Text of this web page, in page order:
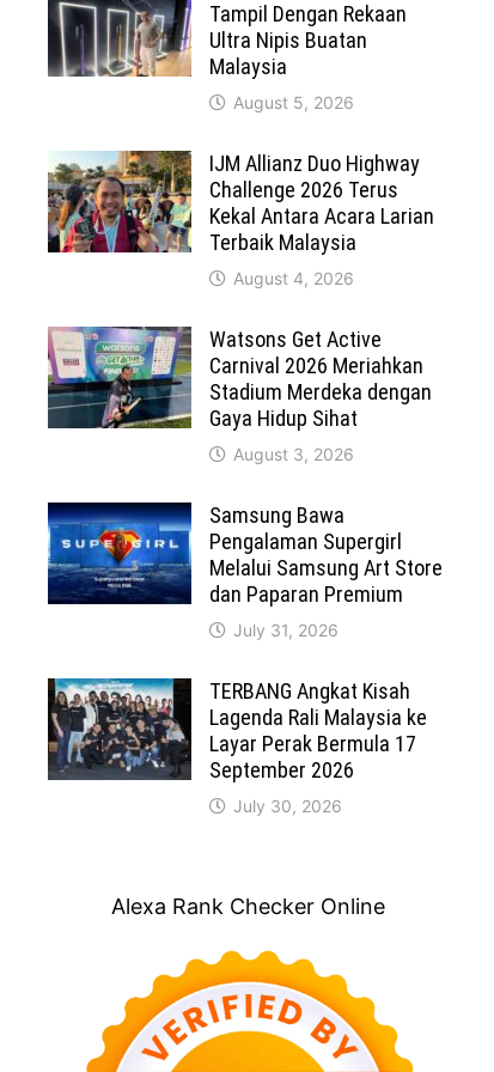
Tampil Dengan Rekaan
Ultra Nipis Buatan
Malaysia
August 5, 2026
IJM Allianz Duo Highway
Challenge 2026 Terus
Kekal Antara Acara Larian
Terbaik Malaysia
August 4, 2026
Watsons Get Active
Carnival 2026 Meriahkan
Stadium Merdeka dengan
Gaya Hidup Sihat
August 3, 2026
Samsung Bawa
Pengalaman Supergirl
Melalui Samsung Art Store
dan Paparan Premium
July 31, 2026
TERBANG Angkat Kisah
Lagenda Rali Malaysia ke
Layar Perak Bermula 17
September 2026
July 30, 2026
Alexa Rank Checker Online